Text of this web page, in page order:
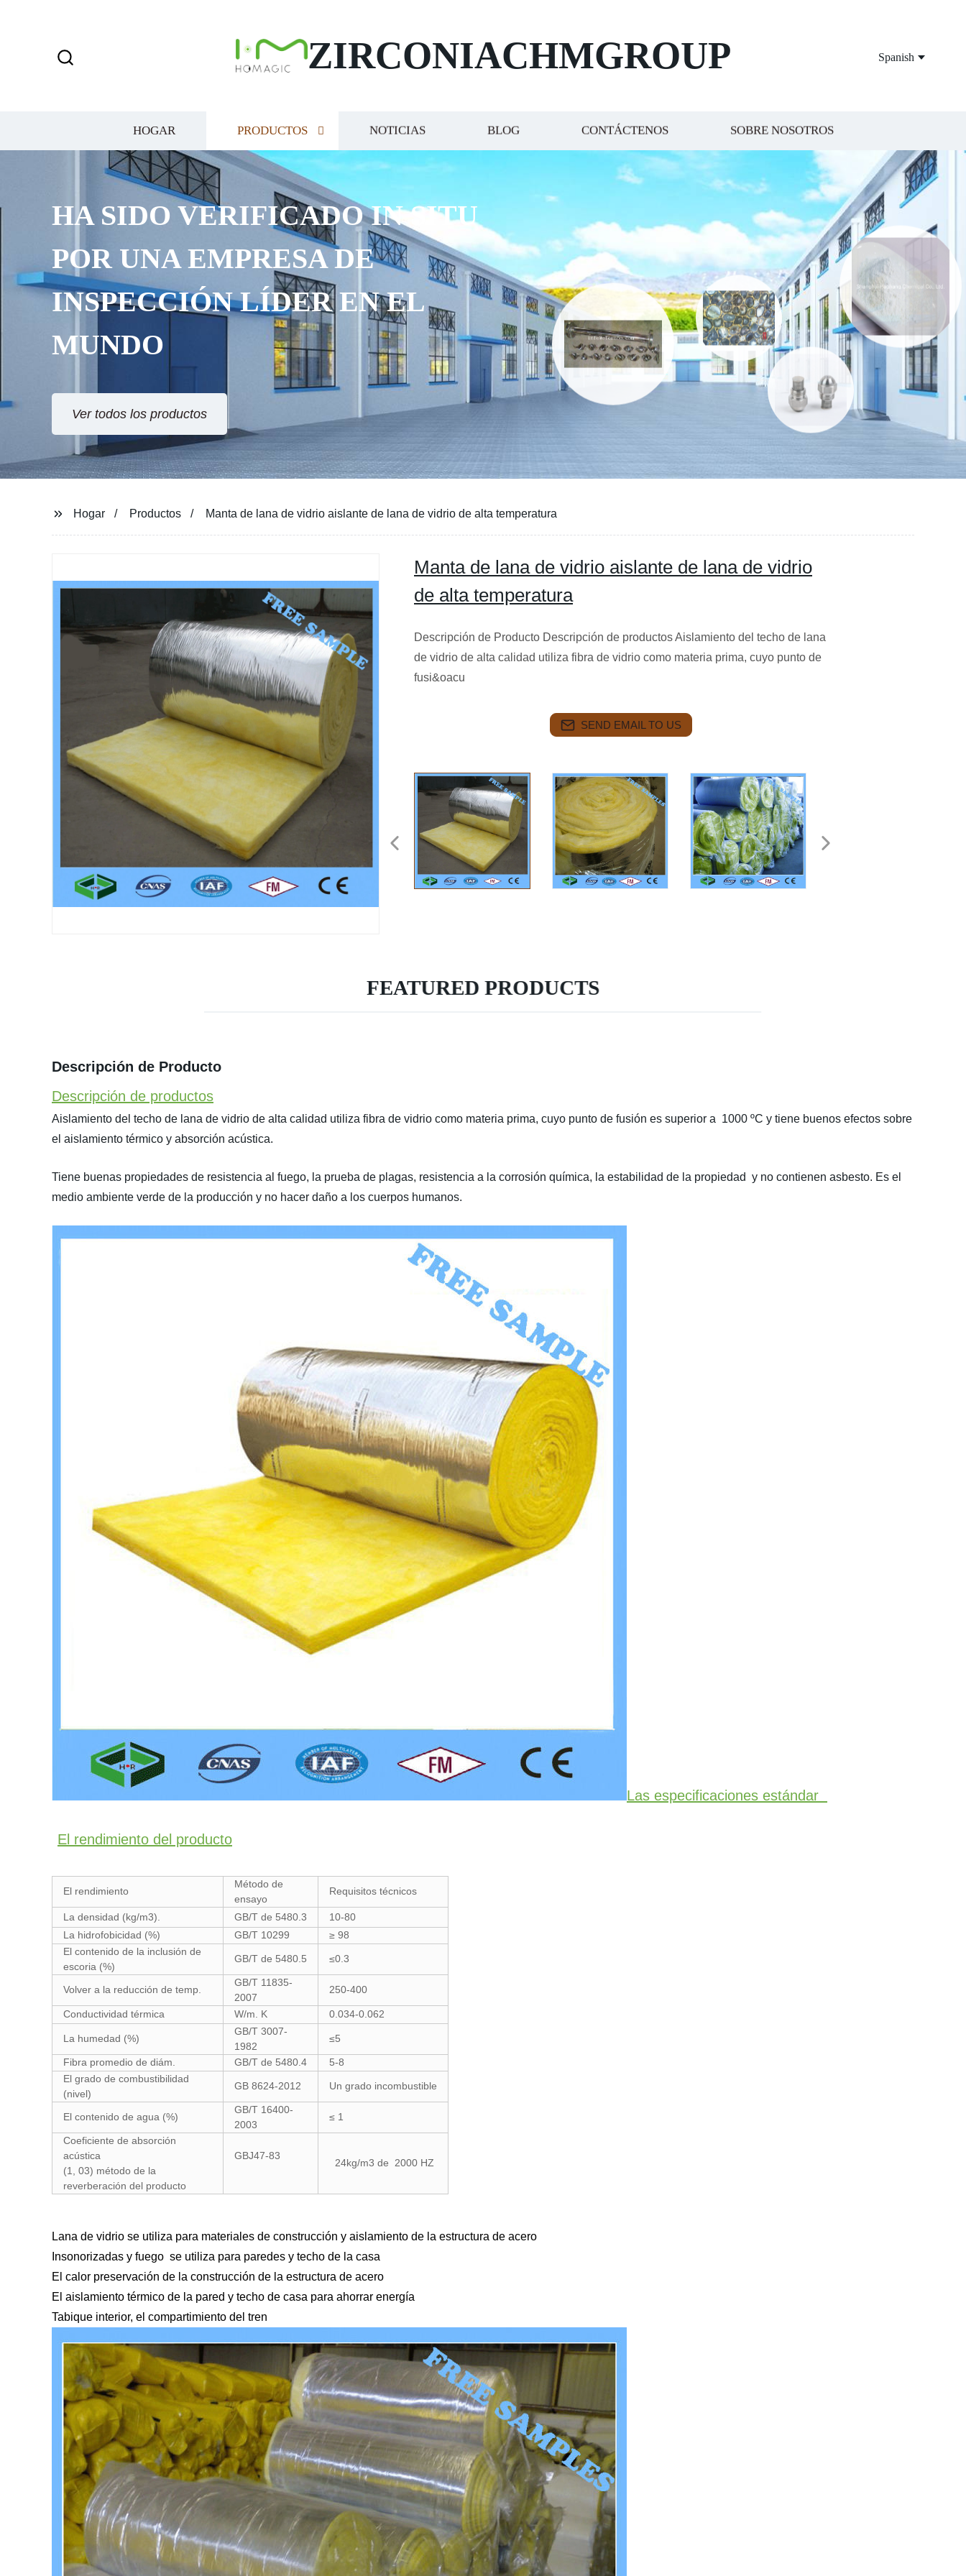
ZIRCONIACHMGROUP Spanish
HOGAR PRODUCTOS NOTICIAS BLOG CONTÁCTENOS SOBRE NOSOTROS
SIDO VERIFICADO IN SITU
UNA EMPRESA DE
LÍDER EN EL
Ver todos los productos
Hogar Productos Manta de lana de vidrio aislante de lana de vidrio de alta temperatura
Manta de lana de vidrio aislante de lana de vidrio
de alta temperatura
Descripción de Producto Descripción de productos Aislamiento del techo de lana
de vidrio de alta calidad utiliza fibra de vidrio como materia prima, cuyo punto de
fusi&oacu
SEND EMAIL TO US
FEATURED PRODUCTS
Descripción de Producto
Descripción de productos
Aislamiento del techo de lana de vidrio de alta calidad utiliza fibra de vidrio como materia prima, cuyo punto de fusión es superior a 1000 ºC y tiene buenos efectos sobre
el aislamiento térmico y absorción acústica.
Tiene buenas propiedades de resistencia al fuego, la prueba de plagas, resistencia a la corrosión química, la estabilidad de la propiedad y no contienen asbesto. Es el
medio ambiente verde de la producción y no hacer daño a los cuerpos humanos.
Las especificaciones estándar
El rendimiento del producto
El rendimiento
Método de
ensayo
Requisitos técnicos
La densidad (kg/m3). GB/T de 5480.3
10-80
La hidrofobicidad (%)
GB/T 10299
≥ 98
El contenido de la inclusión de
escoria (%)
GB/T de 5480.5 ≤0.3
Volver a la reducción de temp.
GB/T 11835-
2007
250-400
Conductividad térmica W/m. K 0.034-0.062
La humedad (%)
GB/T 3007-
1982
≤5
Fibra promedio de diám. GB/T de 5480.4
5-8
El grado de combustibilidad
(nivel)
GB 8624-2012 Un grado incombustible
El contenido de agua (%)
GB/T 16400-
2003
≤ 1
Coeficiente de absorción
acústica
(1, 03) método de la
reverberación del producto
GBJ47-83
24kg/m3 de 2000 HZ
Lana de vidrio se utiliza para materiales de construcción y aislamiento de la estructura de acero
Insonorizadas y fuego se utiliza para paredes y techo de la casa
El calor preservación de la construcción de la estructura de acero
El aislamiento térmico de la pared y techo de casa para ahorrar energía
Tabique interior, el compartimiento del tren